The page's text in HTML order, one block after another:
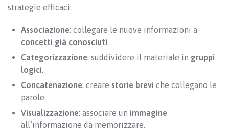
strategie efficaci:
Associazione: collegare le nuove informazioni a
concetti già conosciuti.
Categorizzazione: suddividere il materiale in gruppi
logici.
Concatenazione: creare storie brevi che collegano le
parole.
Visualizzazione: associare un immagine
all’informazione da memorizzare.